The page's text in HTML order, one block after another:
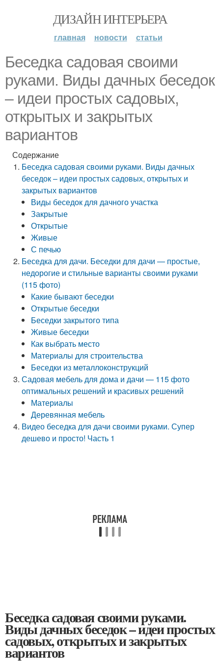
ДИЗАЙН ИНТЕРЬЕРА
главная новости статьи
Беседка садовая своими
руками. Виды дачных беседок
– идеи простых садовых,
открытых и закрытых
вариантов
Содержание
Беседка садовая своими руками. Виды дачных
беседок – идеи простых садовых, открытых и
закрытых вариантов
Виды беседок для дачного участка
Закрытые
Открытые
Живые
С печью
Беседка для дачи. Беседки для дачи — простые,
недорогие и стильные варианты своими руками
(115 фото)
Какие бывают беседки
Открытые беседки
Беседки закрытого типа
Живые беседки
Как выбрать место
Материалы для строительства
Беседки из металлоконструкций
Садовая мебель для дома и дачи — 115 фото
оптимальных решений и красивых решений
Материалы
Деревянная мебель
Видео беседка для дачи своими руками. Супер
дешево и просто! Часть 1
Беседка садовая своими руками.
Виды дачных беседок – идеи простых
садовых, открытых и закрытых
вариантов